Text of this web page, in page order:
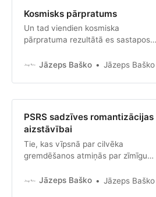
Kosmisks pārpratums
Un tad viendien kosmiska
pārpratuma rezultātā es sastapos
bumbulējot, bet ir nepārtraukti pa to
neskaitāmām netaisnībām spītējot
kārtojis un plānojis mazo pasauli ap
kuru absolūto patiesumu viņš nav
m…
Jāzeps Baško Jāzeps Baško
PSRS sadzīves romantizācijas
aizstāvībai
Tie, kas vīpsnā par cilvēka
gremdēšanos atmiņās par zīmīgu
paša vai vecāku jaunības, jo tās
Jāzeps Baško Jāzeps Baško